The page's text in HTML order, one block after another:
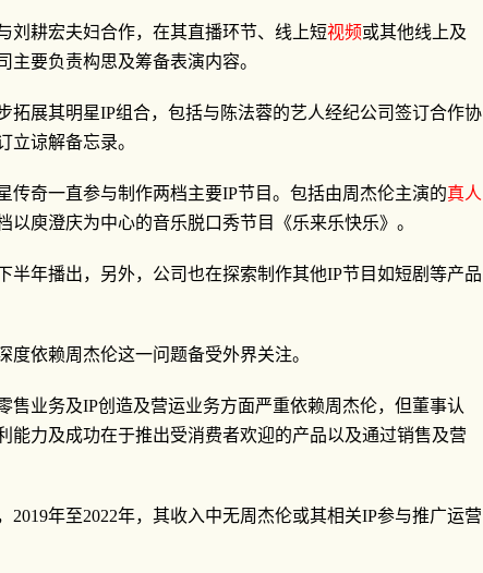
刘耕宏夫妇合作，在其直播环节、线上短视频或其他线上及
要负责构思及筹备表演内容。
拓展其明星IP组合，包括与陈法蓉的艺人经纪公司签订合作协
立谅解备忘录。
传奇一直参与制作两档主要IP节目。包括由周杰伦主演的真人
以庾澄庆为中心的音乐脱口秀节目《乐来乐快乐》。
半年播出，另外，公司也在探索制作其他IP节目如短剧等产品
度依赖周杰伦这一问题备受外界关注。
售业务及IP创造及营运业务方面严重依赖周杰伦，但董事认
能力及成功在于推出受消费者欢迎的产品以及通过销售及营
2019年至2022年，其收入中无周杰伦或其相关IP参与推广运营